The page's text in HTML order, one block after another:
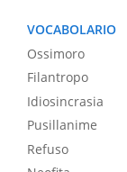
VOCABOLARIO
Ossimoro
Filantropo
Idiosincrasia
Pusillanime
Refuso